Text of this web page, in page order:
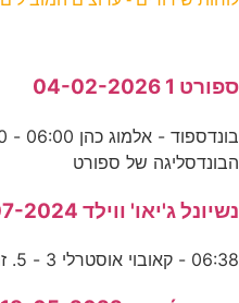
ספורט 1 04-02-2026
הבונדסליגה של ספורט
נשיונל ג'יאו' ווילד 06-07-2024
06:38 - קאובוי אוסטרלי 3 - 5. זנב התנין 07:00 - קאובוי אוסטרלי